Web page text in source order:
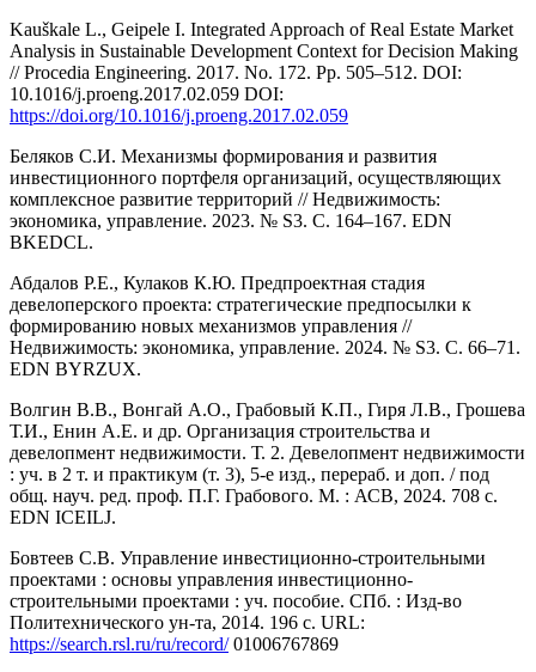
Kauškale L., Geipele I. Integrated Approach of Real Estate Market
Analysis in Sustainable Development Context for Decision Making
// Procedia Engineering. 2017. No. 172. Pp. 505–512. DOI:
10.1016/j.proeng.2017.02.059 DOI:
https://doi.org/10.1016/j.proeng.2017.02.059
Беляков С.И. Механизмы формирования и развития
инвестиционного портфеля организаций, осуществляющих
комплексное развитие территорий // Недвижимость:
экономика, управление. 2023. № S3. С. 164–167. EDN
BKEDCL.
Абдалов Р.Е., Кулаков К.Ю. Предпроектная стадия
девелоперского проекта: стратегические предпосылки к
формированию новых механизмов управления //
Недвижимость: экономика, управление. 2024. № S3. С. 66–71.
EDN BYRZUX.
Волгин В.В., Вонгай А.О., Грабовый К.П., Гиря Л.В., Грошева
Т.И., Енин А.Е. и др. Организация строительства и
девелопмент недвижимости. Т. 2. Девелопмент недвижимости
: уч. в 2 т. и практикум (т. 3), 5-е изд., перераб. и доп. / под
общ. науч. ред. проф. П.Г. Грабового. М. : АСВ, 2024. 708 c.
EDN ICEILJ.
Бовтеев С.В. Управление инвестиционно-строительными
проектами : основы управления инвестиционно-
строительными проектами : уч. пособие. СПб. : Изд-во
Политехнического ун-та, 2014. 196 с. URL:
https://search.rsl.ru/ru/record/01006767869